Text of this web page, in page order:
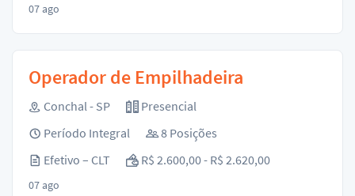
07 ago
Operador de Empilhadeira
Conchal - SP
Presencial
Período Integral
8 Posições
Efetivo – CLT
R$ 2.600,00 - R$ 2.620,00
07 ago